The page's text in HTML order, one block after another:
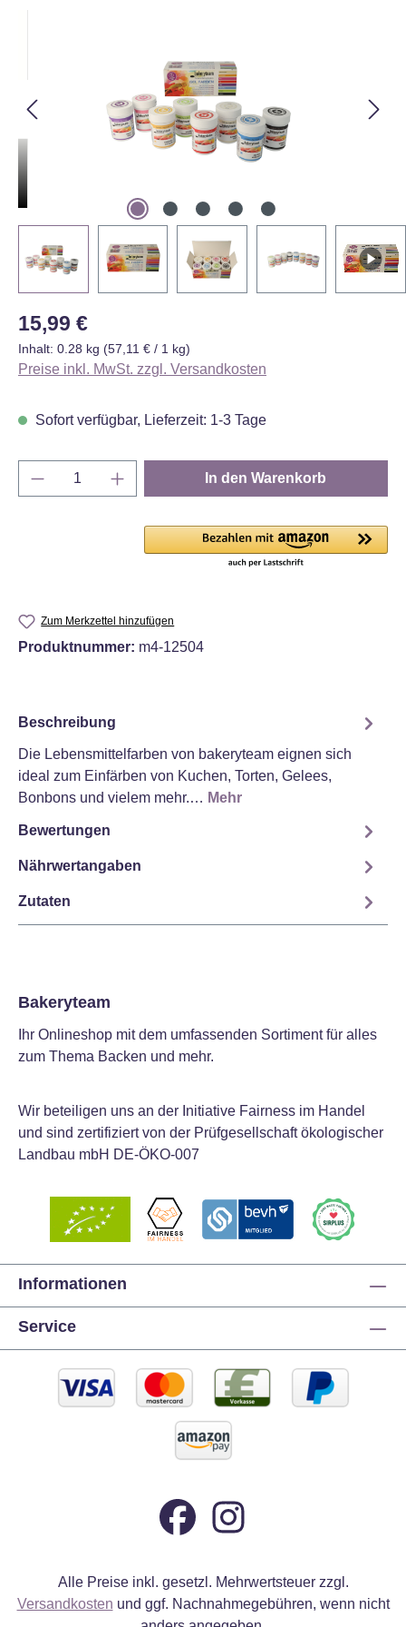
Regulärer Preis:
15,99 €
Inhalt: 0.28 kg (57,11 € / 1 kg)
Preise inkl. MwSt. zzgl. Versandkosten
Sofort verfügbar, Lieferzeit: 1-3 Tage
Produkt Anzahl: Gib den gewünschten
In den Warenkorb
Zum Merkzettel hinzufügen
Produktnummer: m4-12504
Beschreibung
Die Lebensmittelfarben von bakeryteam eignen sich
ideal zum Einfärben von Kuchen, Torten, Gelees,
Bonbons und vielem mehr.… Mehr
Bewertungen
Nährwertangaben
Zutaten
Bakeryteam
Ihr Onlineshop mit dem umfassenden Sortiment für alles
zum Thema Backen und mehr.
Wir beteiligen uns an der Initiative Fairness im Handel
und sind zertifiziert von der Prüfgesellschaft ökologischer
Landbau mbH DE-ÖKO-007
Informationen
Service
Alle Preise inkl. gesetzl. Mehrwertsteuer zzgl.
Versandkosten und ggf. Nachnahmegebühren, wenn nicht